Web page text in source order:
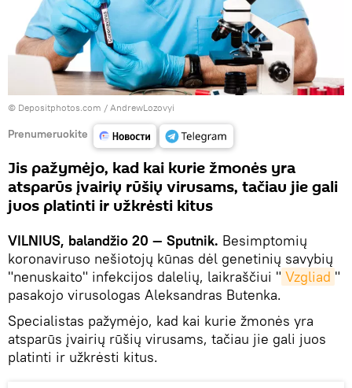
© Depositphotos.com / AndrewLozovyi
Prenumeruokite
Jis pažymėjo, kad kai kurie žmonės yra
atsparūs įvairių rūšių virusams, tačiau jie gali
juos platinti ir užkrėsti kitus
VILNIUS, balandžio 20 — Sputnik. Besimptomių
koronaviruso nešiotojų kūnas dėl genetinių savybių
"nenuskaito" infekcijos dalelių, laikraščiui " Vzgliad "
pasakojo virusologas Aleksandras Butenka.
Specialistas pažymėjo, kad kai kurie žmonės yra
atsparūs įvairių rūšių virusams, tačiau jie gali juos
platinti ir užkrėsti kitus.